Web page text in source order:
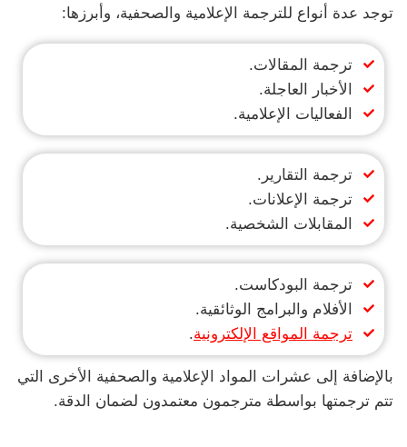
توجد عدة أنواع للترجمة الإعلامية والصحفية، وأبرزها:
ترجمة المقالات.
الأخبار العاجلة.
الفعاليات الإعلامية.
ترجمة التقارير.
ترجمة الإعلانات.
المقابلات الشخصية.
ترجمة البودكاست.
الأفلام والبرامج الوثائقية.
ترجمة المواقع الإلكترونية.
بالإضافة إلى عشرات المواد الإعلامية والصحفية الأخرى التي
تتم ترجمتها بواسطة مترجمون معتمدون لضمان الدقة.